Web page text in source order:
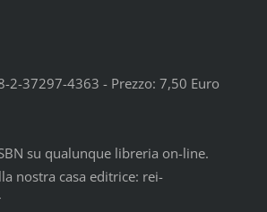
2-37297-4363 - Prezzo: 7,50 Euro
su qualunque libreria on-line.
nostra casa editrice: rei-